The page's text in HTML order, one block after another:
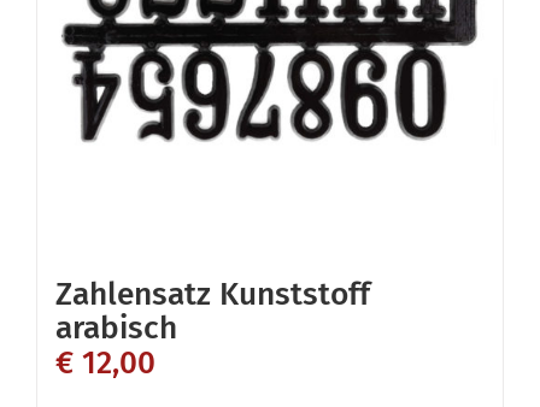
Zahlensatz Kunststoff
arabisch
€ 12,00